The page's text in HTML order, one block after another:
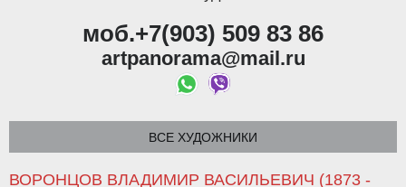
моб.+7(903) 509 83 86
artpanorama@mail.ru
ВСЕ ХУДОЖНИКИ
ВОРОНЦОВ ВЛАДИМИР ВАСИЛЬЕВИЧ (1873 -